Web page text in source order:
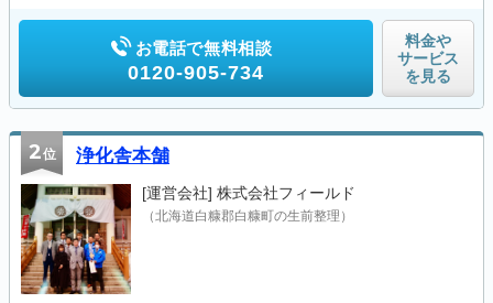
お電話で無料相談
0120-905-734
料金や
サービス
を見る
2位 浄化舎本舗
[運営会社] 株式会社フィールド
（北海道白糠郡白糠町の生前整理）